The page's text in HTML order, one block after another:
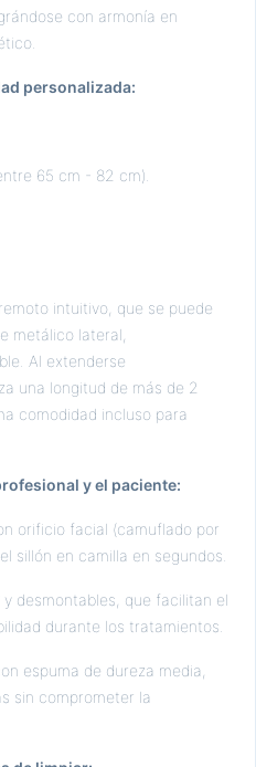
con armonía en
personalizada:
65 cm - 82 cm).
intuitivo, que se puede
metálico lateral,
Al extenderse
una longitud de más de 2
comodidad incluso para
y el paciente:
orificio facial (camuflado por
sillón en camilla en segundos.
desmontables, que facilitan el
durante los tratamientos.
espuma de dureza media,
sin comprometer la